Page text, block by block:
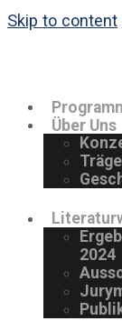
Skip to content
Über Uns
2024